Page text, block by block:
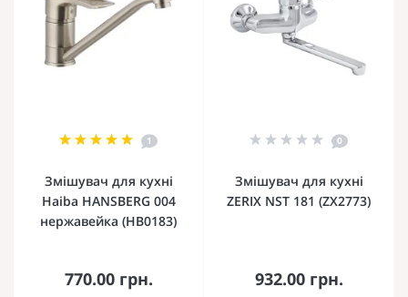
1
Змішувач для кухні
Haiba HANSBERG 004
нержавейка (HB0183)
770.00 грн.
0
Змішувач для кухні
ZERIX NST 181 (ZX2773)
932.00 грн.